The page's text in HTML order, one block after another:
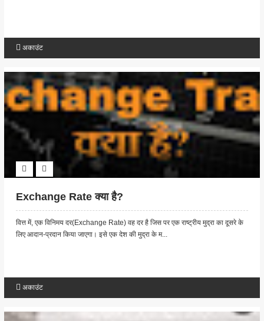
अकाउंट
Exchange Rate क्या है?
वित्त में, एक विनिमय दर(Exchange Rate) वह दर है जिस पर एक राष्ट्रीय मुद्रा का दूसरे के
लिए आदान-प्रदान किया जाएगा। इसे एक देश की मुद्रा के म...
अकाउंट